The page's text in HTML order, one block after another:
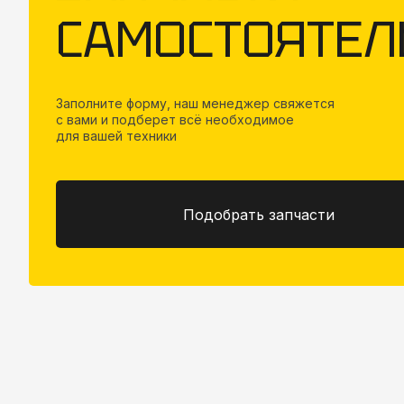
Заполните форму, наш менеджер свяжется
с вами и подберет всё необходимое
для вашей техники
Подобрать запчасти